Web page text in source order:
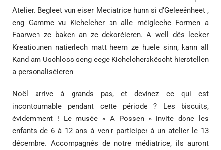
Atelier. Begleet vun eiser Mediatrice hunn si d’Geleeënheet ,
eng Gamme vu Kichelcher an alle méigleche Formen a
Faarwen ze baken an ze dekoréieren. A well dës lecker
Kreatiounen natierlech matt heem ze huele sinn, kann all
Kand am Uschloss seng eege Kichelcherskëscht hierstellen
a personaliséieren!
Noël arrive à grands pas, et devinez ce qui est
incontournable pendant cette période ? Les biscuits,
évidemment ! Le musée « A Possen » invite donc les
enfants de 6 à 12 ans à venir participer à un atelier le 13
décembre. Accompagnés de notre médiatrice, ils auront